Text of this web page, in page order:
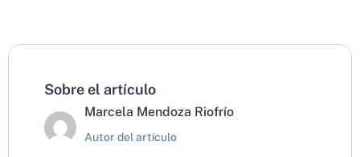
Sobre el artículo
Marcela Mendoza Riofrío
Autor del artículo